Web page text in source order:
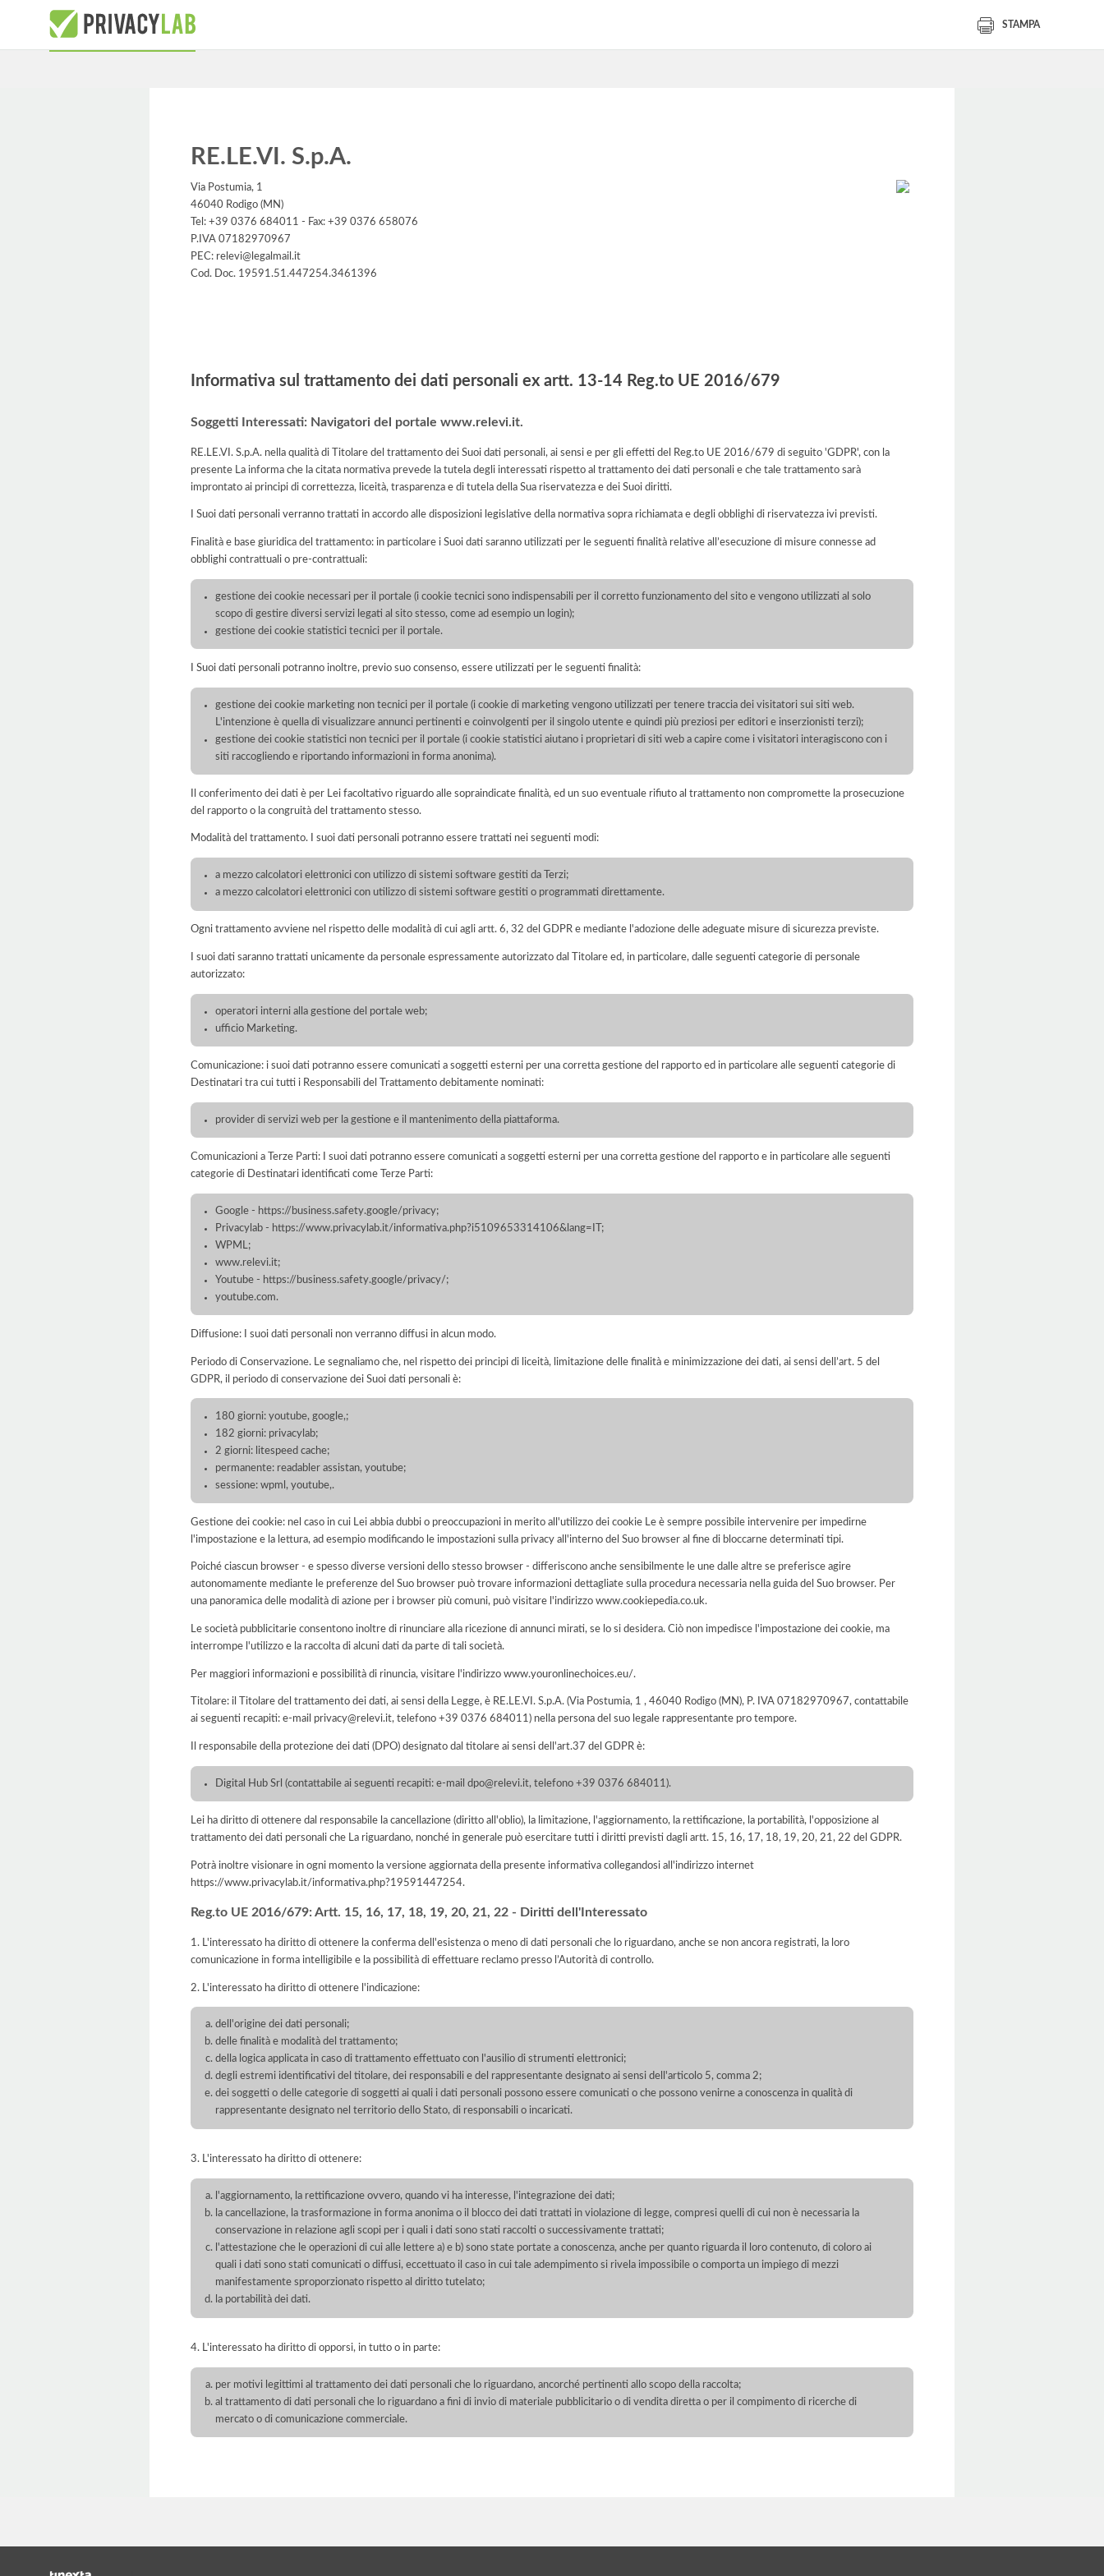
STAMPA
RE.LE.VI. S.p.A.
Via Postumia, 1
46040 Rodigo (MN)
Tel: +39 0376 684011 - Fax: +39 0376 658076
P.IVA 07182970967
PEC: relevi@legalmail.it
Cod. Doc. 19591.51.447254.3461396
Informativa sul trattamento dei dati personali ex artt. 13-14 Reg.to UE 2016/679
Soggetti Interessati: Navigatori del portale www.relevi.it.
RE.LE.VI. S.p.A. nella qualità di Titolare del trattamento dei Suoi dati personali, ai sensi e per gli effetti del Reg.to UE 2016/679 di seguito 'GDPR', con la
presente La informa che la citata normativa prevede la tutela degli interessati rispetto al trattamento dei dati personali e che tale trattamento sarà
improntato ai principi di correttezza, liceità, trasparenza e di tutela della Sua riservatezza e dei Suoi diritti.
I Suoi dati personali verranno trattati in accordo alle disposizioni legislative della normativa sopra richiamata e degli obblighi di riservatezza ivi previsti.
Finalità e base giuridica del trattamento: in particolare i Suoi dati saranno utilizzati per le seguenti finalità relative all’esecuzione di misure connesse ad
obblighi contrattuali o pre-contrattuali:
gestione dei cookie necessari per il portale (i cookie tecnici sono indispensabili per il corretto funzionamento del sito e vengono utilizzati al solo
scopo di gestire diversi servizi legati al sito stesso, come ad esempio un login);
gestione dei cookie statistici tecnici per il portale.
I Suoi dati personali potranno inoltre, previo suo consenso, essere utilizzati per le seguenti finalità:
gestione dei cookie marketing non tecnici per il portale (i cookie di marketing vengono utilizzati per tenere traccia dei visitatori sui siti web.
L'intenzione è quella di visualizzare annunci pertinenti e coinvolgenti per il singolo utente e quindi più preziosi per editori e inserzionisti terzi);
gestione dei cookie statistici non tecnici per il portale (i cookie statistici aiutano i proprietari di siti web a capire come i visitatori interagiscono con i
siti raccogliendo e riportando informazioni in forma anonima).
Il conferimento dei dati è per Lei facoltativo riguardo alle sopraindicate finalità, ed un suo eventuale rifiuto al trattamento non compromette la prosecuzione
del rapporto o la congruità del trattamento stesso.
Modalità del trattamento. I suoi dati personali potranno essere trattati nei seguenti modi:
a mezzo calcolatori elettronici con utilizzo di sistemi software gestiti da Terzi;
a mezzo calcolatori elettronici con utilizzo di sistemi software gestiti o programmati direttamente.
Ogni trattamento avviene nel rispetto delle modalità di cui agli artt. 6, 32 del GDPR e mediante l'adozione delle adeguate misure di sicurezza previste.
I suoi dati saranno trattati unicamente da personale espressamente autorizzato dal Titolare ed, in particolare, dalle seguenti categorie di personale
autorizzato:
operatori interni alla gestione del portale web;
ufficio Marketing.
Comunicazione: i suoi dati potranno essere comunicati a soggetti esterni per una corretta gestione del rapporto ed in particolare alle seguenti categorie di
Destinatari tra cui tutti i Responsabili del Trattamento debitamente nominati:
provider di servizi web per la gestione e il mantenimento della piattaforma.
Comunicazioni a Terze Parti: I suoi dati potranno essere comunicati a soggetti esterni per una corretta gestione del rapporto e in particolare alle seguenti
categorie di Destinatari identificati come Terze Parti:
Google - https://business.safety.google/privacy;
Privacylab - https://www.privacylab.it/informativa.php?i5109653314106&lang=IT;
WPML;
www.relevi.it;
Youtube - https://business.safety.google/privacy/;
youtube.com.
Diffusione: I suoi dati personali non verranno diffusi in alcun modo.
Periodo di Conservazione. Le segnaliamo che, nel rispetto dei principi di liceità, limitazione delle finalità e minimizzazione dei dati, ai sensi dell’art. 5 del
GDPR, il periodo di conservazione dei Suoi dati personali è:
180 giorni: youtube, google,;
182 giorni: privacylab;
2 giorni: litespeed cache;
permanente: readabler assistan, youtube;
sessione: wpml, youtube,.
Gestione dei cookie: nel caso in cui Lei abbia dubbi o preoccupazioni in merito all'utilizzo dei cookie Le è sempre possibile intervenire per impedirne
l'impostazione e la lettura, ad esempio modificando le impostazioni sulla privacy all'interno del Suo browser al fine di bloccarne determinati tipi.
Poiché ciascun browser - e spesso diverse versioni dello stesso browser - differiscono anche sensibilmente le une dalle altre se preferisce agire
autonomamente mediante le preferenze del Suo browser può trovare informazioni dettagliate sulla procedura necessaria nella guida del Suo browser. Per
una panoramica delle modalità di azione per i browser più comuni, può visitare l'indirizzo www.cookiepedia.co.uk.
Le società pubblicitarie consentono inoltre di rinunciare alla ricezione di annunci mirati, se lo si desidera. Ciò non impedisce l'impostazione dei cookie, ma
interrompe l'utilizzo e la raccolta di alcuni dati da parte di tali società.
Per maggiori informazioni e possibilità di rinuncia, visitare l'indirizzo www.youronlinechoices.eu/.
Titolare: il Titolare del trattamento dei dati, ai sensi della Legge, è RE.LE.VI. S.p.A. (Via Postumia, 1 , 46040 Rodigo (MN), P. IVA 07182970967, contattabile
ai seguenti recapiti: e-mail privacy@relevi.it, telefono +39 0376 684011) nella persona del suo legale rappresentante pro tempore.
Il responsabile della protezione dei dati (DPO) designato dal titolare ai sensi dell'art.37 del GDPR è:
Digital Hub Srl (contattabile ai seguenti recapiti: e-mail dpo@relevi.it, telefono +39 0376 684011).
Lei ha diritto di ottenere dal responsabile la cancellazione (diritto all'oblio), la limitazione, l'aggiornamento, la rettificazione, la portabilità, l'opposizione al
trattamento dei dati personali che La riguardano, nonché in generale può esercitare tutti i diritti previsti dagli artt. 15, 16, 17, 18, 19, 20, 21, 22 del GDPR.
Potrà inoltre visionare in ogni momento la versione aggiornata della presente informativa collegandosi all'indirizzo internet
https://www.privacylab.it/informativa.php?19591447254.
Reg.to UE 2016/679: Artt. 15, 16, 17, 18, 19, 20, 21, 22 - Diritti dell'Interessato
1. L'interessato ha diritto di ottenere la conferma dell'esistenza o meno di dati personali che lo riguardano, anche se non ancora registrati, la loro
comunicazione in forma intelligibile e la possibilità di effettuare reclamo presso l’Autorità di controllo.
2. L'interessato ha diritto di ottenere l'indicazione:
dell'origine dei dati personali;
delle finalità e modalità del trattamento;
della logica applicata in caso di trattamento effettuato con l'ausilio di strumenti elettronici;
degli estremi identificativi del titolare, dei responsabili e del rappresentante designato ai sensi dell'articolo 5, comma 2;
dei soggetti o delle categorie di soggetti ai quali i dati personali possono essere comunicati o che possono venirne a conoscenza in qualità di
rappresentante designato nel territorio dello Stato, di responsabili o incaricati.
3. L'interessato ha diritto di ottenere:
l'aggiornamento, la rettificazione ovvero, quando vi ha interesse, l'integrazione dei dati;
la cancellazione, la trasformazione in forma anonima o il blocco dei dati trattati in violazione di legge, compresi quelli di cui non è necessaria la
conservazione in relazione agli scopi per i quali i dati sono stati raccolti o successivamente trattati;
l'attestazione che le operazioni di cui alle lettere a) e b) sono state portate a conoscenza, anche per quanto riguarda il loro contenuto, di coloro ai
quali i dati sono stati comunicati o diffusi, eccettuato il caso in cui tale adempimento si rivela impossibile o comporta un impiego di mezzi
manifestamente sproporzionato rispetto al diritto tutelato;
la portabilità dei dati.
4. L'interessato ha diritto di opporsi, in tutto o in parte:
per motivi legittimi al trattamento dei dati personali che lo riguardano, ancorché pertinenti allo scopo della raccolta;
al trattamento di dati personali che lo riguardano a fini di invio di materiale pubblicitario o di vendita diretta o per il compimento di ricerche di
mercato o di comunicazione commerciale.